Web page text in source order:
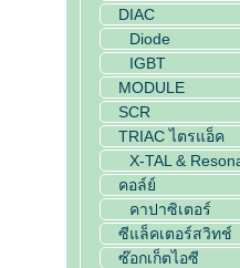
DIAC
Diode
IGBT
MODULE
SCR
TRIAC ไตรแอ็ค
X-TAL &
คอล์ย์
คาปาซิเตอร์
ซีแล็คเตอร์สวิทช์
ซ๊อกเก็ตไอซี